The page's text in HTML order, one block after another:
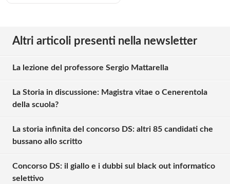
Altri articoli presenti nella newsletter
La lezione del professore Sergio Mattarella
La Storia in discussione: Magistra vitae o Cenerentola
della scuola?
La storia infinita del concorso DS: altri 85 candidati che
bussano allo scritto
Concorso DS: il giallo e i dubbi sul black out informatico
selettivo